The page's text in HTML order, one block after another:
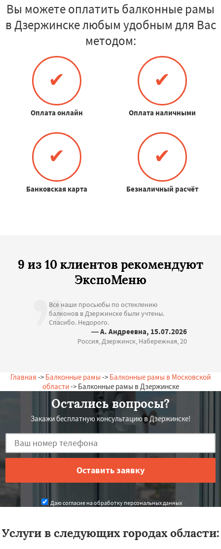
Вы можете оплатить балконные рамы
в Дзержинске любым удобным для Вас
методом:
✔
Оплата онлайн
✔
Оплата наличными
✔
Банковская карта
✔
Безналичный расчёт
9 из 10 клиентов рекомендуют
ЭкспоМеню
Все наши просьюбы по остеклению
балконов в Дзержинске были учтены.
Спасибо. Недорого.
— А. Андреевна, 15.07.2026
Россия, Дзержинск, Набережная, 20
Главная -> Балконные рамы -> Балконные рамы в Московской
области-> Балконные рамы в Дзержинске
Остались вопросы?
Закажи бесплатную консультацию в Дзержинске!
Даю согласие на обработку персональных данных
Услуги в следующих городах области: